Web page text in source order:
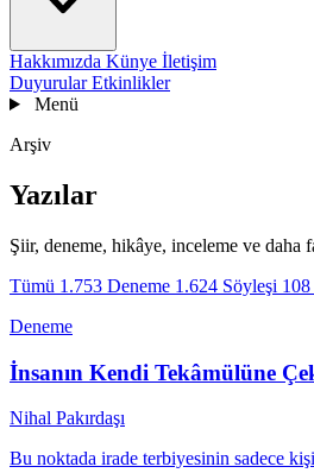
Hakkımızda Künye İletişim
DuyurularEtkinlikler
Menü
Arşiv
Yazılar
Şiir, deneme, hikâye, inceleme ve daha
Tümü 1.753 Deneme 1.624 Söyleşi 108
Deneme
İnsanın Kendi Tekâmülüne
Nihal Pakırdaşı
Bu noktada irade terbiyesinin sadece